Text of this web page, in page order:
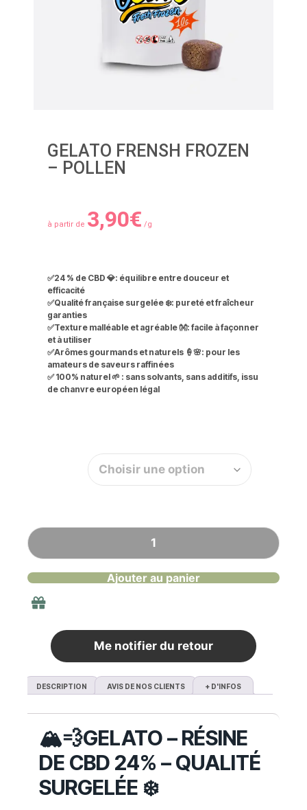
GELATO FRENSH FROZEN
– POLLEN
à partir de 3,90€ /g
✅24 % de CBD 💎: équilibre entre douceur et
efficacité
✅Qualité française surgelée ❄️: pureté et fraîcheur
garanties
✅Texture malléable et agréable 👐: facile à façonner
et à utiliser
✅Arômes gourmands et naturels 🍦🌸: pour les
amateurs de saveurs raffinées
✅100% naturel 🌱 : sans solvants, sans additifs, issu
de chanvre européen légal
Ajouter au panier
Me notifier du retour
DESCRIPTION AVIS DE NOS CLIENTS + D'INFOS
🏔️💨GELATO – RÉSINE
DE CBD 24% – QUALITÉ
SURGELÉE ❄️